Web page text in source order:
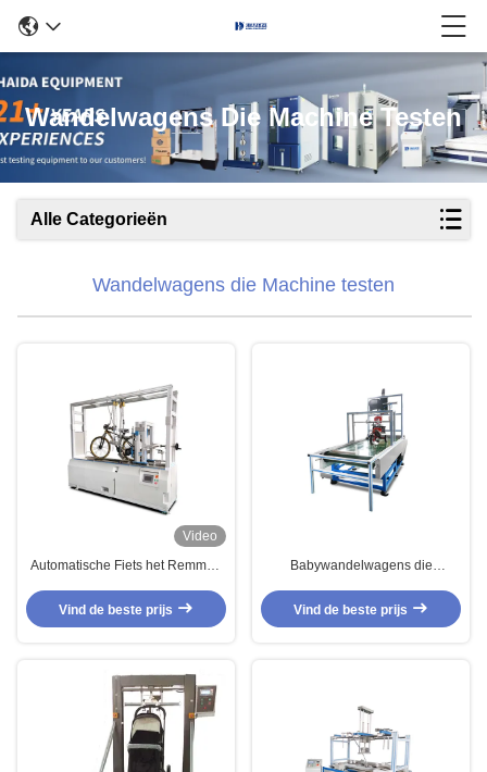
Wandelwagens Die Machine Testen
Alle Categorieën
Wandelwagens die Machine testen
Video
Automatische Fiets het Remmen
Machine met de Machine van
Wandelwagenstesteing
Vind de beste prijs
Babywandelwagens die
Duurzaamheid het Testen
Machine testen
Vind de beste prijs